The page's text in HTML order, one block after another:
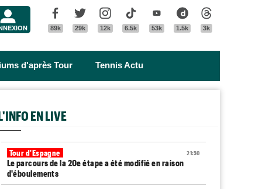
Facebook
89k
Twitter
29k
Instagram
12k
Tik Tok
6.5k
Youtube
53k
Dailymotion
1.5k 3k
d'après Tour Tennis Actu
EN LIVE
21:50
Tour d'Espagne
Le parcours de la 20e étape a été modifié en raison
d'éboulements